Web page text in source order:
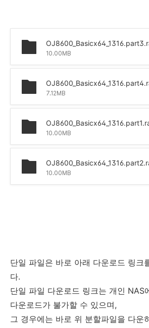
10.00MB
7.12MB
10.00MB
10.00MB
단일 파일은 바로 아래 다운로드 링크
다.
단일 파일 다운로드 링크는 개인 NAS
다운로드가 불가할 수 있으며,
그 경우에는 바로 위 분할파일을 다운